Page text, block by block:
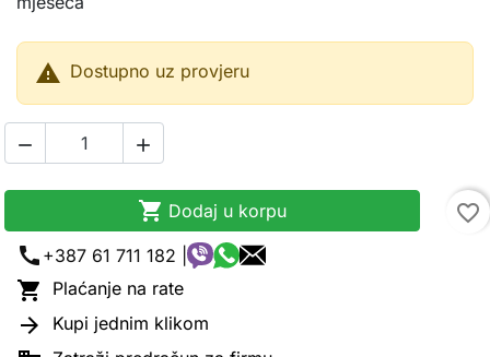
 Dostupno uz provjeru
 
 Dodaj u korpu
favorite_border
call +387 61 711 182 |
 Plaćanje na rate
 Kupi jednim klikom